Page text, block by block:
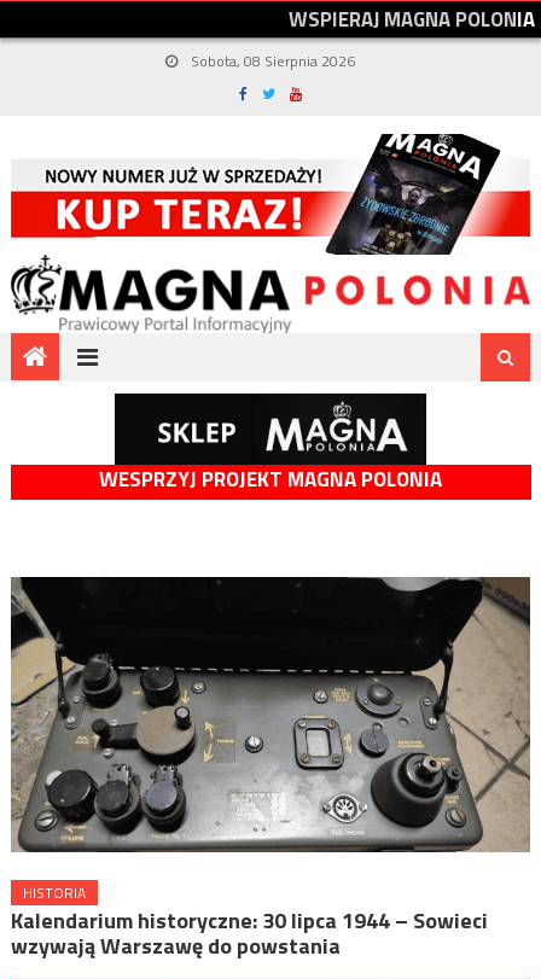
WSPIERAJMAGNAPOLONIA
Sobota, 08 Sierpnia 2026
WESPRZYJ PROJEKT MAGNA POLONIA
HISTORIA
Kalendarium historyczne: 30 lipca 1944 – Sowieci
wzywają Warszawę do powstania